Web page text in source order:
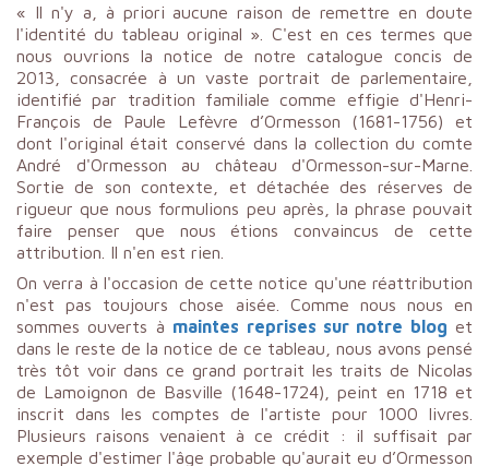
« Il n'y a, à priori aucune raison de remettre en doute
l'identité du tableau original ». C'est en ces termes que
nous ouvrions la notice de notre catalogue concis de
2013, consacrée à un vaste portrait de parlementaire,
identifié par tradition familiale comme effigie d'Henri-
François de Paule Lefèvre d’Ormesson (1681-1756) et
dont l'original était conservé dans la collection du comte
André d'Ormesson au château d'Ormesson-sur-Marne.
Sortie de son contexte, et détachée des réserves de
rigueur que nous formulions peu après, la phrase pouvait
faire penser que nous étions convaincus de cette
attribution. Il n'en est rien.
On verra à l'occasion de cette notice qu'une réattribution
n'est pas toujours chose aisée. Comme nous nous en
sommes ouverts à maintes reprises sur notre blog et
dans le reste de la notice de ce tableau, nous avons pensé
très tôt voir dans ce grand portrait les traits de Nicolas
de Lamoignon de Basville (1648-1724), peint en 1718 et
inscrit dans les comptes de l'artiste pour 1000 livres.
Plusieurs raisons venaient à ce crédit : il suffisait par
exemple d'estimer l'âge probable qu'aurait eu d’Ormesson